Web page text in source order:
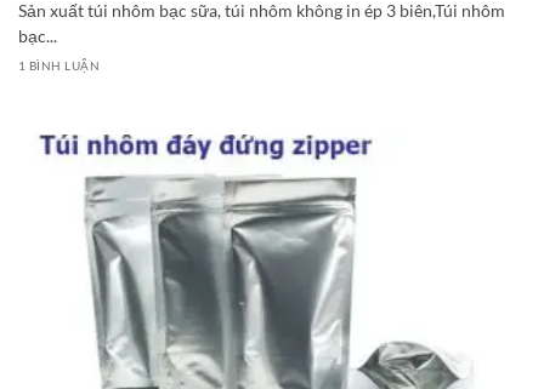
Sản xuất túi nhôm bạc sữa, túi nhôm không in ép 3 biên,Túi nhôm
bạc...
1 BÌNH LUẬN